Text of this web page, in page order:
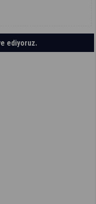
ediyoruz.